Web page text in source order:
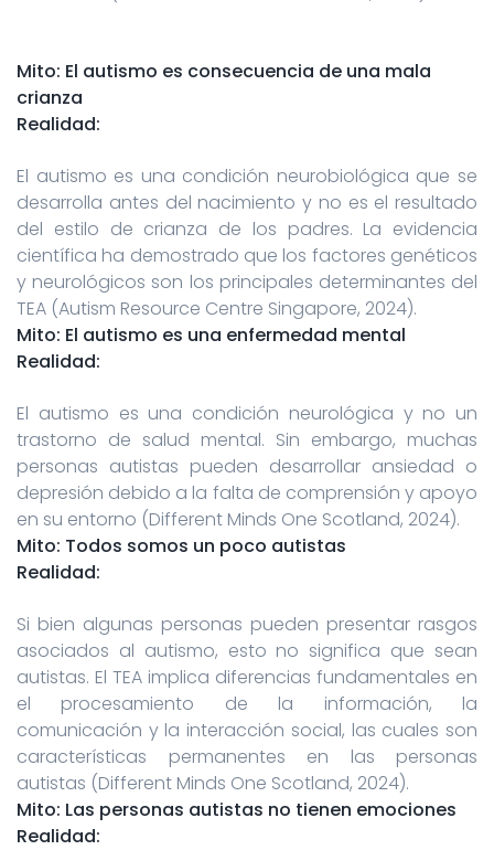
Mito: El autismo es consecuencia de una mala
crianza
Realidad:
El autismo es una condición neurobiológica que se
desarrolla antes del nacimiento y no es el resultado
del estilo de crianza de los padres. La evidencia
científica ha demostrado que los factores genéticos
y neurológicos son los principales determinantes del
TEA (Autism Resource Centre Singapore, 2024).
Mito: El autismo es una enfermedad mental
Realidad:
El autismo es una condición neurológica y no un
trastorno de salud mental. Sin embargo, muchas
personas autistas pueden desarrollar ansiedad o
depresión debido a la falta de comprensión y apoyo
en su entorno (Different Minds One Scotland, 2024).
Mito: Todos somos un poco autistas
Realidad:
Si bien algunas personas pueden presentar rasgos
asociados al autismo, esto no significa que sean
autistas. El TEA implica diferencias fundamentales en
el procesamiento de la información, la
comunicación y la interacción social, las cuales son
características permanentes en las personas
autistas (Different Minds One Scotland, 2024).
Mito: Las personas autistas no tienen emociones
Realidad: